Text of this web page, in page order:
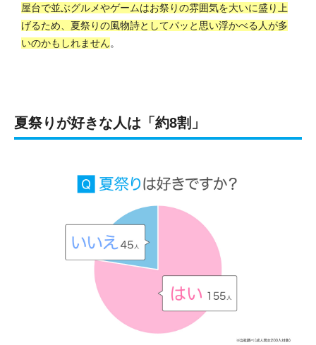
屋台で並ぶグルメやゲームはお祭りの雰囲気を大いに盛り上
げるため、夏祭りの風物詩としてパッと思い浮かべる人が多
いのかもしれません。
夏祭りが好きな人は「約8割」